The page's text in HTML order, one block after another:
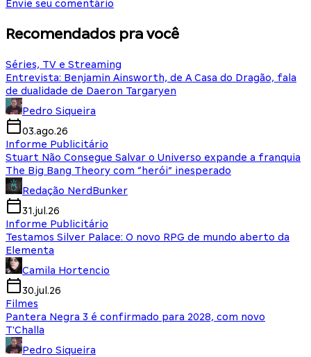
Envie seu comentário
Recomendados pra você
Séries, TV e Streaming
Entrevista: Benjamin Ainsworth, de A Casa do Dragão, fala
de dualidade de Daeron Targaryen
Pedro Siqueira
03.ago.26
Informe Publicitário
Stuart Não Consegue Salvar o Universo expande a franquia
The Big Bang Theory com “herói” inesperado
Redação NerdBunker
31.jul.26
Informe Publicitário
Testamos Silver Palace: O novo RPG de mundo aberto da
Elementa
Camila Hortencio
30.jul.26
Filmes
Pantera Negra 3 é confirmado para 2028, com novo
T'Challa
Pedro Siqueira